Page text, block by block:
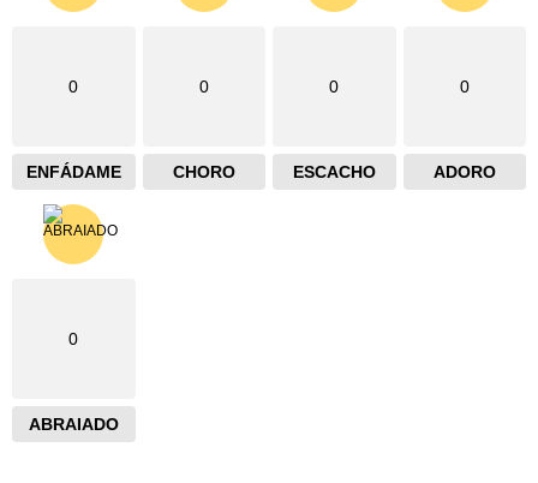
0
ENFÁDAME
0
CHORO
0
ESCACHO
0
ADORO
0
ABRAIADO